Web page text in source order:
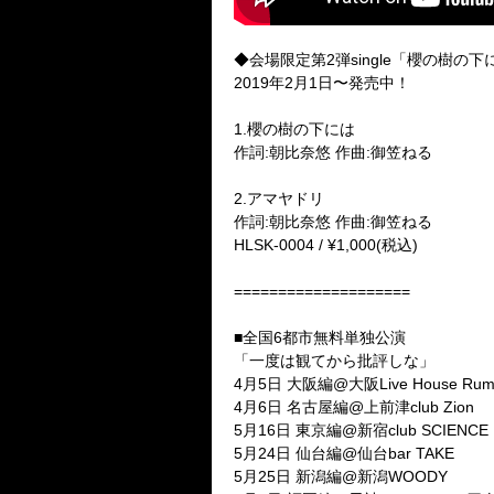
◆会場限定第2弾single「櫻の樹の下
2019年2月1日〜発売中！
1.櫻の樹の下には
作詞:朝比奈悠 作曲:御笠ねる
2.アマヤドリ
作詞:朝比奈悠 作曲:御笠ねる
HLSK-0004 / ¥1,000(税込)
====================
■全国6都市無料単独公演
「一度は観てから批評しな」
4月5日 大阪編@大阪Live House
4月6日 名古屋編@上前津club Zion
5月16日 東京編@新宿club SCIENCE
5月24日 仙台編@仙台bar TAKE
5月25日 新潟編@新潟WOODY